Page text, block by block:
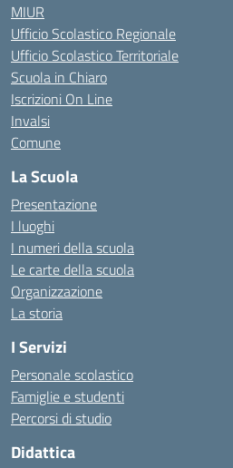
MIUR
Ufficio Scolastico Regionale
Ufficio Scolastico Territoriale
Scuola in Chiaro
Iscrizioni On Line
Invalsi
Comune
La Scuola
Presentazione
I luoghi
I numeri della scuola
Le carte della scuola
Organizzazione
La storia
I Servizi
Personale scolastico
Famiglie e studenti
Percorsi di studio
Didattica